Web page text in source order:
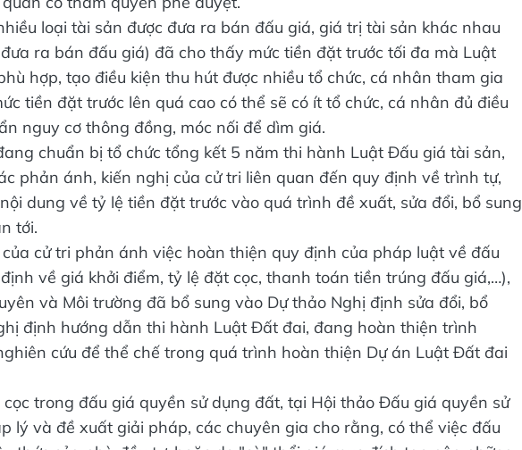
có thẩm quyền phê duyệt.
loại tài sản được đưa ra bán đấu giá, giá trị tài sản khác nhau
ra bán đấu giá) đã cho thấy mức tiền đặt trước tối đa mà Luật
hợp, tạo điều kiện thu hút được nhiều tổ chức, cá nhân tham gia
tiền đặt trước lên quá cao có thể sẽ có ít tổ chức, cá nhân đủ điều
nguy cơ thông đồng, móc nối để dìm giá.
chuẩn bị tổ chức tổng kết 5 năm thi hành Luật Đấu giá tài sản,
phản ánh, kiến nghị của cử tri liên quan đến quy định về trình tự,
dung về tỷ lệ tiền đặt trước vào quá trình đề xuất, sửa đổi, bổ sung
tới.
cử tri phản ánh việc hoàn thiện quy định của pháp luật về đấu
về giá khởi điểm, tỷ lệ đặt cọc, thanh toán tiền trúng đấu giá,…),
và Môi trường đã bổ sung vào Dự thảo Nghị định sửa đổi, bổ
định hướng dẫn thi hành Luật Đất đai, đang hoàn thiện trình
cứu để thể chế trong quá trình hoàn thiện Dự án Luật Đất đai
trong đấu giá quyền sử dụng đất, tại Hội thảo Đấu giá quyền sử
lý và đề xuất giải pháp, các chuyên gia cho rằng, có thể việc đấu